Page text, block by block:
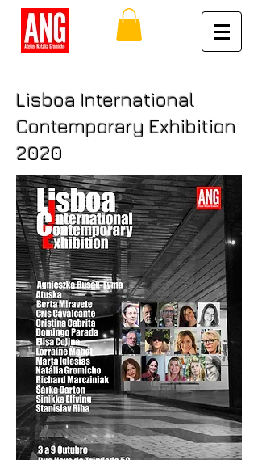
Lisboa International
Contemporary Exhibition
2020